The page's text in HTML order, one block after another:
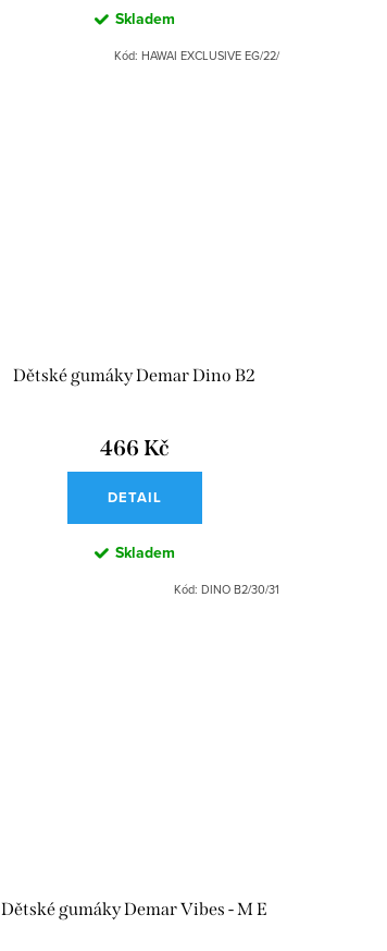
Skladem
Kód: HAWAI EXCLUSIVE EG/22/
Dětské gumáky Demar Dino B2
466 Kč
DETAIL
Skladem
Kód: DINO B2/30/31
Dětské gumáky Demar Vibes - M E